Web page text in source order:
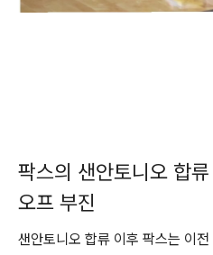
팍스의 샌안토니오 합
오프 부진
샌안토니오 합류 이후 팍스는 이